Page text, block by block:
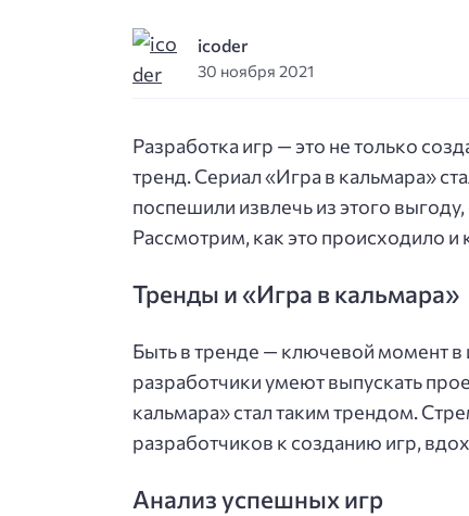
icoder
30 ноября 2021
Разработка игр — это не только
тренд. Сериал «Игра в кальмара»
поспешили извлечь из этого
Рассмотрим, как это происходило и
Тренды и «Игра в кальмара»
Быть в тренде — ключевой момент в
разработчики умеют выпускать
кальмара» стал таким трендом.
разработчиков к созданию игр,
Анализ успешных игр